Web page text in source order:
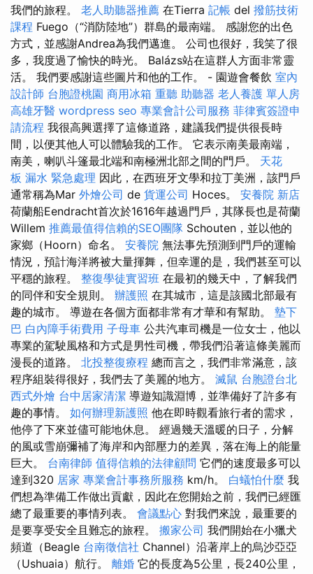
我們的旅程。 老人助聽器推薦 在Tierra 記帳 del 撥筋技術
課程 Fuego（“消防陸地”）群島的最南端。 感謝您的出色
方式，並感謝Andrea為我們邁進。 公司也很好，我笑了很
多，我度過了愉快的時光。 Balázs站在這群人方面非常靈
活。 我們要感謝這些圖片和他的工作。 - 園遊會餐飲 室內
設計師 台胞證桃園 商用冰箱 重聽 助聽器 老人養護 單人房
高雄牙醫 wordpress seo 專業會計公司服務 菲律賓簽證申
請流程 我很高興選擇了這條道路，建議我們提供很長時
間，以便其他人可以體驗我的工作。 它表示南美最南端，
南美，喇叭斗篷最北端和南極洲北部之間的門戶。 天花
板 漏水 緊急處理 因此，在西班牙文學和拉丁美洲，該門戶
通常稱為Mar 外燴公司 de 貨運公司 Hoces。 安養院 新店
荷蘭船Eendracht首次於1616年越過門戶，其隊長也是荷蘭
Willem 推薦最值得信賴的SEO團隊 Schouten，並以他的
家鄉（Hoorn）命名。 安養院 無法事先預測到門戶的運輸
情況，預計海洋將被大量揮舞，但幸運的是，我們甚至可以
平穩的旅程。 整復學徒實習班 在最初的幾天中，了解我們
的同伴和安全規則。 辦護照 在其城市，這是該國北部最有
趣的城市。 導遊在各個方面都非常有才華和有幫助。 墊下
巴 白內障手術費用 子母車 公共汽車司機是一位女士，他以
專業的駕駛風格和方式是男性司機，帶我們沿著這條美麗而
漫長的道路。 北投整復療程 總而言之，我們非常滿意，該
程序組裝得很好，我們去了美麗的地方。 滅鼠 台胞證台北
西式外燴 台中居家清潔 導遊知識淵博，並準備好了許多有
趣的事情。 如何辦理新護照 他在即時觀看旅行者的需求，
他停了下來並儘可能地休息。 經過幾天溫暖的日子，分解
的風或雪崩彌補了海岸和內部壓力的差異，落在海上的能量
巨大。 台南律師 值得信賴的法律顧問 它們的速度最多可以
達到320 居家 專業會計事務所服務 km/h。 白蟻怕什麼 我
們想為準備工作做出貢獻，因此在您開始之前，我們已經匯
總了最重要的事情列表。 會議點心 對我們來說，最重要的
是要享受安全且難忘的旅程。 搬家公司 我們開始在小獵犬
頻道（Beagle 台南徵信社 Channel）沿著岸上的烏沙亞亞
（Ushuaia）航行。 離婚 它的長度為5公里，長240公里，